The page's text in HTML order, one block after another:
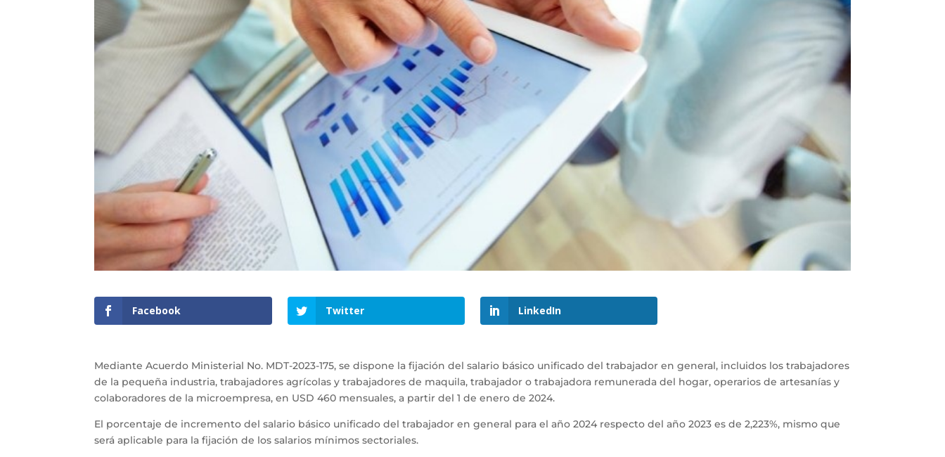
Facebook Twitter LinkedIn
Mediante Acuerdo Ministerial No. MDT-2023-175, se dispone la fijación del salario básico unificado del trabajador en general, incluidos los trabajadores
de la pequeña industria, trabajadores agrícolas y trabajadores de maquila, trabajador o trabajadora remunerada del hogar, operarios de artesanías y
colaboradores de la microempresa, en USD 460 mensuales, a partir del 1 de enero de 2024.
El porcentaje de incremento del salario básico unificado del trabajador en general para el año 2024 respecto del año 2023 es de 2,223%, mismo que
será aplicable para la fijación de los salarios mínimos sectoriales.